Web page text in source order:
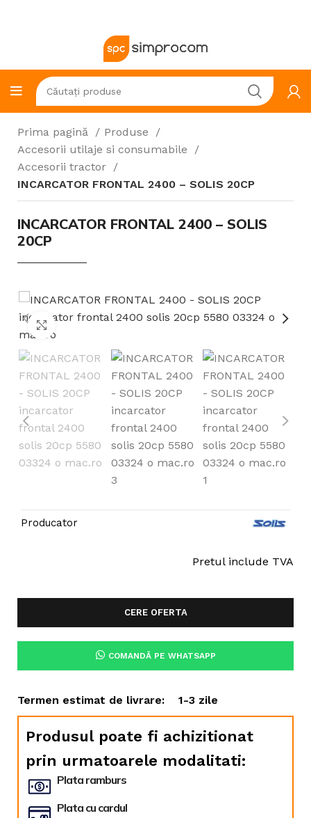
Prima pagină
Produse
Accesorii utilaje si consumabile
Accesorii tractor
INCARCATOR FRONTAL 2400 – SOLIS 20CP
INCARCATOR FRONTAL 2400 – SOLIS
20CP
Producator
Pretul include TVA
CERE OFERTA
COMANDĂ PE WHATSAPP
Termen estimat de livrare: 1-3 zile
Produsul poate fi achizitionat
prin urmatoarele modalitati:
Plata ramburs
Plata cu cardul